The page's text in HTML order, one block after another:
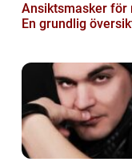
Ansiktsmasker för
En grundlig